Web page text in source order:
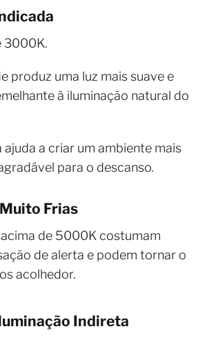
3000K.
produz uma luz mais suave e
à iluminação natural do
ajuda a criar um ambiente mais
para o descanso.
Frias
de 5000K costumam
de alerta e podem tornar o
acolhedor.
Indireta